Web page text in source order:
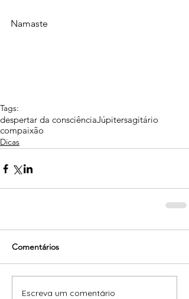
Namaste
Tags:
despertar da consciênciaJúpitersagitário
compaixão
Dicas
Comentários
Escreva um comentário